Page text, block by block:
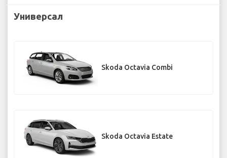
Универсал
Skoda Octavia Combi
Skoda Octavia Estate